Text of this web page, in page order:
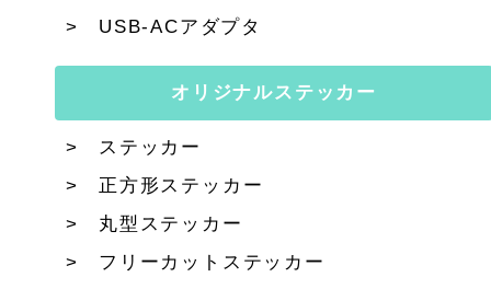
USB-ACアダプタ
オリジナルステッカー
ステッカー
正方形ステッカー
丸型ステッカー
フリーカットステッカー